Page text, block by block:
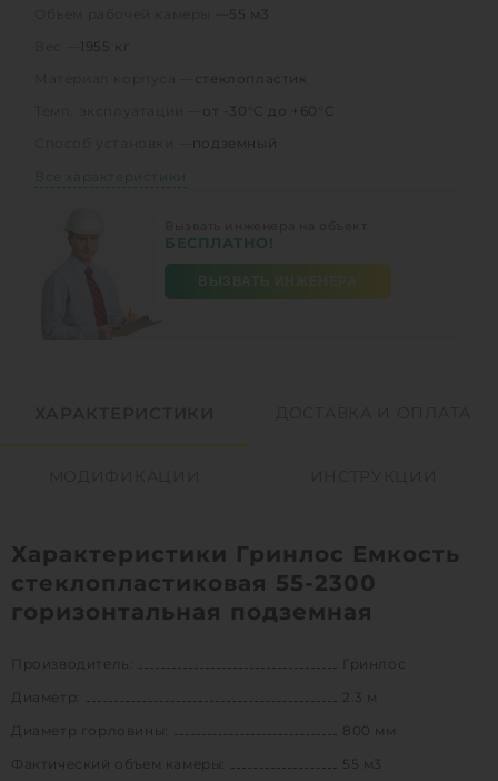
55 м3
1955 кг
стеклопластик
от -30°C до +60°C
подземный
Все характеристики
БЕСПЛАТНО!
Характеристики Гринлос Емкость
стеклопластиковая 55-2300
горизонтальная подземная
Производитель:
Гринлос
Диаметр:
2.3 м
Диаметр горловины:
800 мм
Фактический объем камеры:
55 м3